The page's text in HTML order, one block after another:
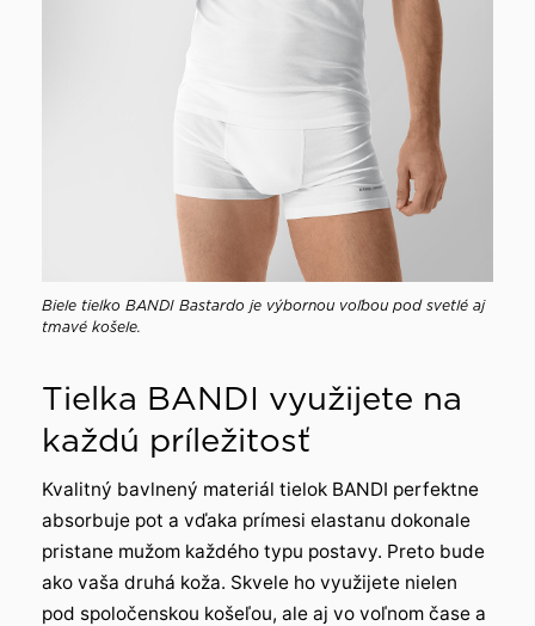
Biele tielko BANDI Bastardo je výbornou voľbou pod svetlé aj
tmavé košele.
Tielka BANDI využijete na
každú príležitosť
Kvalitný bavlnený materiál tielok BANDI perfektne
absorbuje pot a vďaka prímesi elastanu dokonale
pristane mužom každého typu postavy. Preto bude
ako vaša druhá koža. Skvele ho využijete nielen
pod spoločenskou košeľou, ale aj vo voľnom čase a